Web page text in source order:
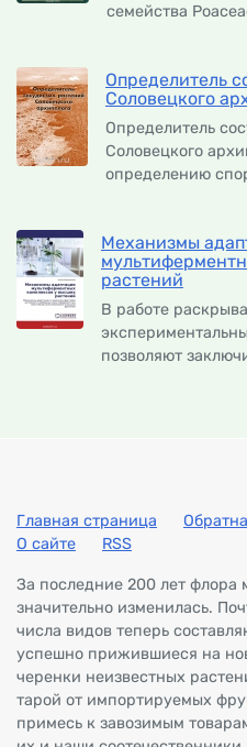
семейства
Определитель
Соловецкого
Определитель
Соловецкого
определению
Механизмы
растений
В работе
позволяют
Главная страница
О сайте
RSS
За последние 200 лет флора
значительно изменилась.
числа видов теперь
успешно прижившиеся на
черенки неизвестных
тарой от импортируемых
примесь к завозимым